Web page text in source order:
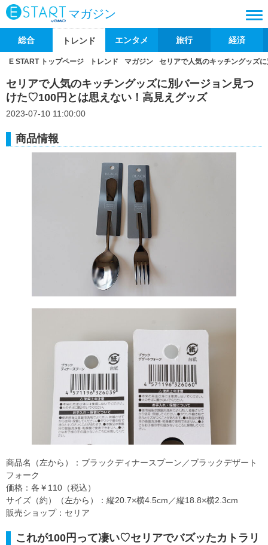
マガジン
総合 トレンド エンタメ 旅行 経済
E START トップページ トレンド マガジン セリアで人気のキッチングッズ
セリアで人気のキッチングッズに別バージョン見つ
けた♡100円とは思えない！高見えグッズ
2023-07-10 11:00:00
商品情報
商品名（左から）：ブラックディナースプーン／ブラックデザート
フォーク
価格：各￥110（税込）
サイズ（約）（左から）：縦20.7×横4.5cm／縦18.8×横2.3cm
販売ショップ：セリア
これが100円って凄い♡セリアでバズッたカトラリ